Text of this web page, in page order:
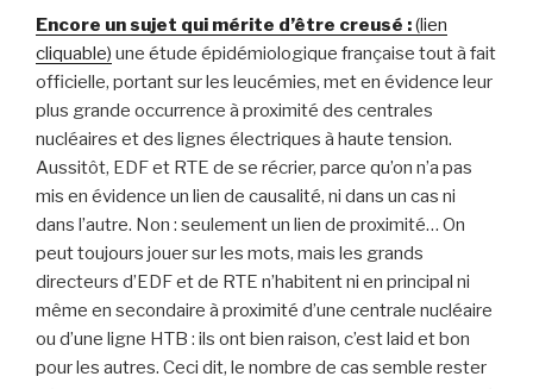
Encore un sujet qui mérite d’être creusé :(lien
cliquable) une étude épidémiologique française tout à fait
officielle, portant sur les leucémies, met en évidence leur
plus grande occurrence à proximité des centrales
nucléaires et des lignes électriques à haute tension.
Aussitôt, EDF et RTE de se récrier, parce qu’on n’a pas
mis en évidence un lien de causalité, ni dans un cas ni
dans l’autre. Non : seulement un lien de proximité… On
peut toujours jouer sur les mots, mais les grands
directeurs d’EDF et de RTE n’habitent ni en principal ni
même en secondaire à proximité d’une centrale nucléaire
ou d’une ligne HTB : ils ont bien raison, c’est laid et bon
pour les autres. Ceci dit, le nombre de cas semble rester